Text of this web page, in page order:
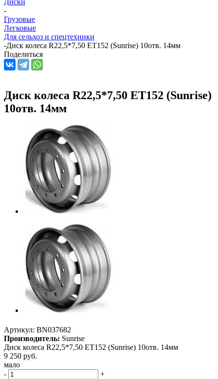
-
Грузовые
Легковые
Для сельхоз и спецтехники
-Диск колеса R22,5*7,50 ET152 (Sunrise) 10отв. 14мм
Поделиться
Диск колеса R22,5*7,50 ET152 (Sunrise)
10отв. 14мм
Артикул: BN037682
Производитель: Sunrise
Диск колеса R22,5*7,50 ET152 (Sunrise) 10отв. 14мм
9 250 руб.
мало
-
+